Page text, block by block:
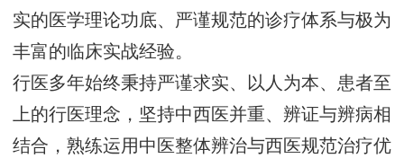
实的医学理论功底、严谨规范的诊疗体系与极为
丰富的临床实战经验。
行医多年始终秉持严谨求实、以人为本、患者至
上的行医理念，坚持中西医并重、辨证与辨病相
结合，熟练运用中医整体辨治与西医规范治疗优